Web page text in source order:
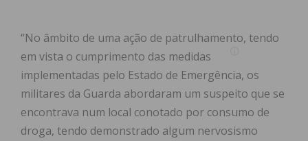
“No âmbito de uma ação de patrulhamento, tendo
em vista o cumprimento das medidas
implementadas pelo Estado de Emergência, os
militares da Guarda abordaram um suspeito que se
encontrava num local conotado por consumo de
droga, tendo demonstrado algum nervosismo